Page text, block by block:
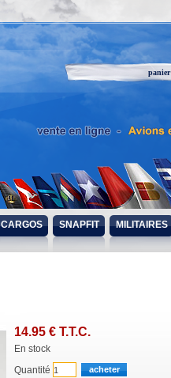
panier
CARGOS SNAPFIT MILITAIRES
14.95 € T.T.C.
En stock
Quantité